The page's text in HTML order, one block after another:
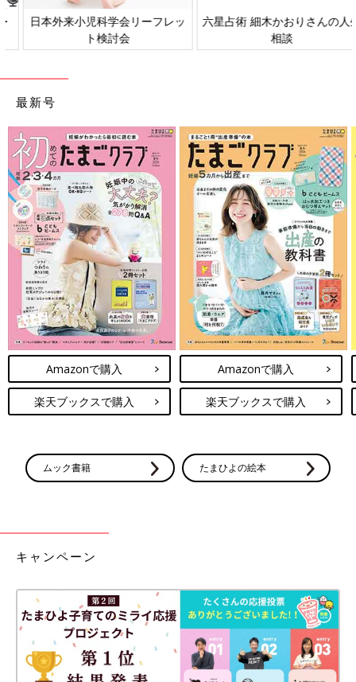
日本外来小児科学会リーフレッ
ト検討会
六星占術 細木かおりさんの人生
相談
最新号
Amazonで購入
楽天ブックスで購入
Amazonで購入
楽天ブックスで購入
ムック書籍 たまひよの絵本
キャンペーン